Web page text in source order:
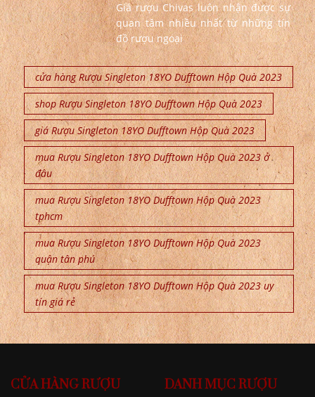
Giá rượu Chivas luôn nhận được sự
quan tâm nhiều nhất từ những tín
đồ rượu ngoại
cửa hàng Rượu Singleton 18YO Dufftown Hộp Quà 2023
shop Rượu Singleton 18YO Dufftown Hộp Quà 2023
giá Rượu Singleton 18YO Dufftown Hộp Quà 2023
mua Rượu Singleton 18YO Dufftown Hộp Quà 2023 ở
đâu
mua Rượu Singleton 18YO Dufftown Hộp Quà 2023
tphcm
mua Rượu Singleton 18YO Dufftown Hộp Quà 2023
quận tân phú
mua Rượu Singleton 18YO Dufftown Hộp Quà 2023 uy
tín giá rẻ
CỬA HÀNG RƯỢU
DANH MỤC RƯỢU